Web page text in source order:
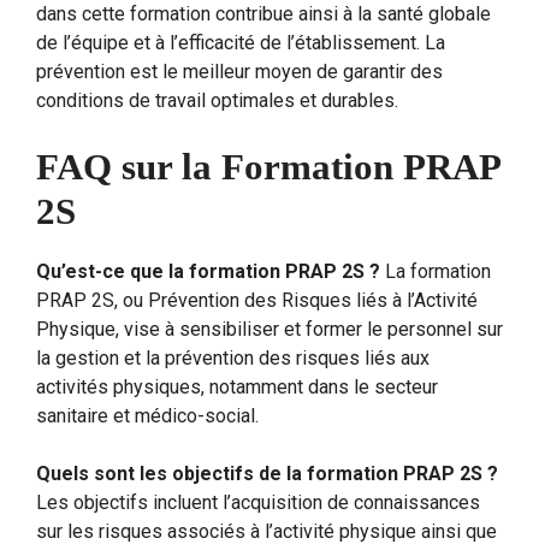
dans cette formation contribue ainsi à la santé globale
de l’équipe et à l’efficacité de l’établissement. La
prévention est le meilleur moyen de garantir des
conditions de travail optimales et durables.
FAQ sur la Formation PRAP
2S
Qu’est-ce que la formation PRAP 2S ? La formation
PRAP 2S, ou Prévention des Risques liés à l’Activité
Physique, vise à sensibiliser et former le personnel sur
la gestion et la prévention des risques liés aux
activités physiques, notamment dans le secteur
sanitaire et médico-social.
Quels sont les objectifs de la formation PRAP 2S ?
Les objectifs incluent l’acquisition de connaissances
sur les risques associés à l’activité physique ainsi que